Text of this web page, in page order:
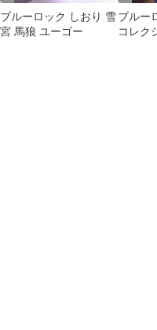
ブルーロック しおり 雪
宮 馬狼 ユーゴー
ブルー
コレク